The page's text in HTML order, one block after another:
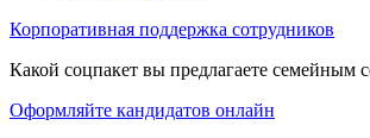
Корпоративная поддержка сотрудников
Какой соцпакет вы предлагаете семейным
Оформляйте кандидатов онлайн